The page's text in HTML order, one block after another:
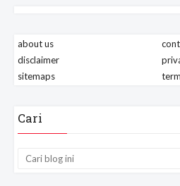
about us
disclaimer
sitemaps
Cari